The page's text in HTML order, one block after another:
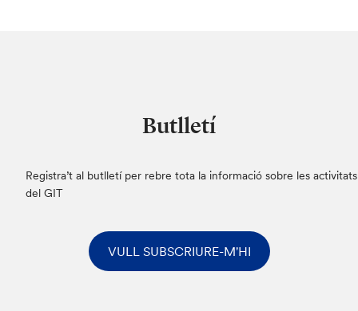
Butlletí
Registra’t al butlletí per rebre tota la informació sobre les activitats
del GIT
VULL SUBSCRIURE-M'HI